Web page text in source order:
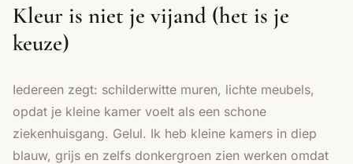
Kleur is niet je vijand (het is je
keuze)
Iedereen zegt: schilderwitte muren, lichte meubels,
opdat je kleine kamer voelt als een schone
ziekenhuisgang. Gelul. Ik heb kleine kamers in diep
blauw, grijs en zelfs donkergroen zien werken omdat